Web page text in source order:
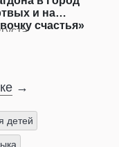
и на
счастья»
→
детей